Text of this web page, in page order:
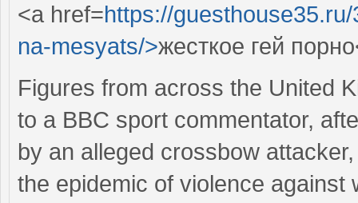
<a href=https://
na-mesyats/>жесткое гей
Figures from across the United
to a BBC sport commentator,
by an alleged crossbow
the epidemic of violence against